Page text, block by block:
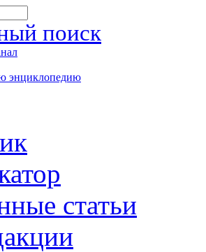
поиск
энциклопедию
статьи